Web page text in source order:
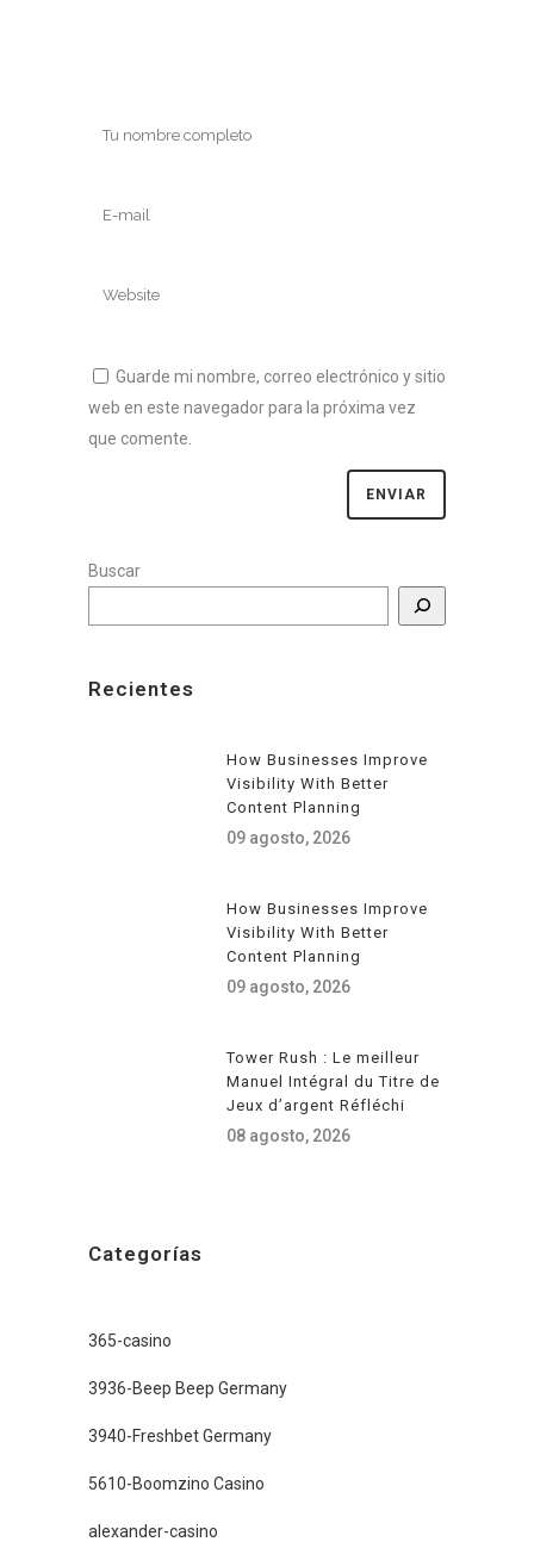
Guarde mi nombre, correo electrónico y sitio
web en este navegador para la próxima vez
que comente.
Buscar
Recientes
How Businesses Improve
Visibility With Better
Content Planning
09 agosto, 2026
How Businesses Improve
Visibility With Better
Content Planning
09 agosto, 2026
Tower Rush : Le meilleur
Manuel Intégral du Titre de
Jeux d’argent Réfléchi
08 agosto, 2026
Categorías
365-casino
3936-Beep Beep Germany
3940-Freshbet Germany
5610-Boomzino Casino
alexander-casino